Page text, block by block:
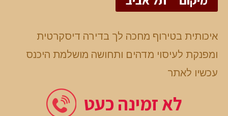
איכותית בטירוף מחכה לך בדירה דיסקרטית
ומפנקת לעיסוי מדהים ותחושה מושלמת היכנס
עכשיו לאתר
לא זמינה כעט